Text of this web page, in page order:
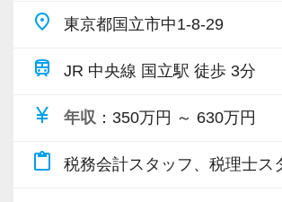
点を任されています。
積極的に手を挙げるアクティブな
いる会社です。
谷オフィスの開設に合わせて、責
当も充実。
税務能力検定等の資格検定に合格
る「合格手当」など、当社ならで
けているので、ぜひ活用してくださ
consulting.com/recruit/environment/
ちしています！
【こんな方を求めています】
・責任感を持って仕事に取り組める
・若手を引っ張っていくリーダー
先駆けて会計業界をリードしてい
頼される税務のプロを目指せます
がるものは積極的に導入し、それ
フのため、お客様のためになるよ
きました。
もが「ここで働きたい」と思える
place 東京都国立市中1-8-29
train JR 中央線 国立駅 徒歩 3分
currency_yen 年収 ：350万円 ～ 630万円
content_paste 税務会計スタッフ、税理士ス